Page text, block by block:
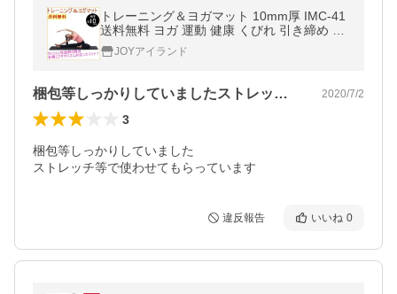
トレーニング＆ヨガマット 10mm厚 IMC-41
送料無料 ヨガ 運動 健康 くびれ 引き締め マ
タニティ 腹筋 ピラティス
JOYアイランド
梱包等しっかりしていましたストレッチ等… 2020/7/2
3
梱包等しっかりしていました
ストレッチ等で使わせてもらっています
違反報告 いいね 0